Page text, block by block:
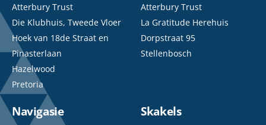
Atterbury Trust
Die Klubhuis, Tweede Vloer
Hoek van 18de Straat en
Pinasterlaan
Hazelwood
Pretoria
Atterbury Trust
La Gratitude Herehuis
Dorpstraat 95
Stellenbosch
Navigasie Skakels